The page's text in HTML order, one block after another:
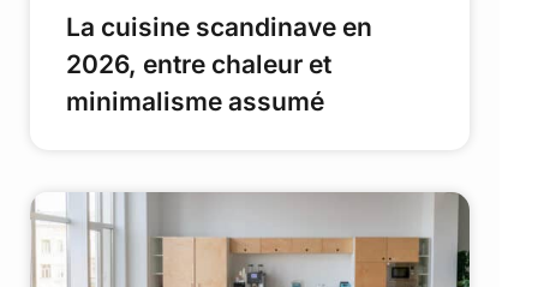
La cuisine scandinave en
2026, entre chaleur et
minimalisme assumé